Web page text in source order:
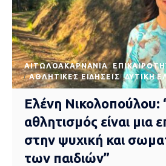
AΙΤΩΛΟΑΚΑΡΝΑΝΊΑ
ΑΘΛΗΤΙΚΈΣ ΕΙΔΉΣΕΙΣ
ΔΥΤΙΚΉ
Ελένη Νικολοπούλου:
αθλητισμός είναι μια
στην ψυχική και
των παιδιών”